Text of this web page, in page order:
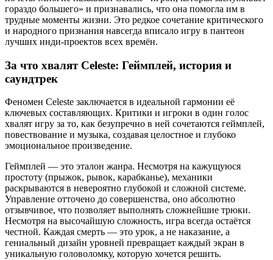
гораздо большего» и признавались, что она помогла им в
трудные моменты жизни. Это редкое сочетание критического
и народного признания навсегда вписало игру в пантеон
лучших инди-проектов всех времён.
За что хвалят Celeste: Геймплей, история и
саундтрек
Феномен Celeste заключается в идеальной гармонии её
ключевых составляющих. Критики и игроки в один голос
хвалят игру за то, как безупречно в ней сочетаются геймплей,
повествование и музыка, создавая целостное и глубоко
эмоциональное произведение.
Геймплей — это эталон жанра. Несмотря на кажущуюся
простоту (прыжок, рывок, карабканье), механики
раскрываются в невероятно глубокой и сложной системе.
Управление отточено до совершенства, оно абсолютно
отзывчивое, что позволяет выполнять сложнейшие трюки.
Несмотря на высочайшую сложность, игра всегда остаётся
честной. Каждая смерть — это урок, а не наказание, а
гениальный дизайн уровней превращает каждый экран в
уникальную головоломку, которую хочется решить.